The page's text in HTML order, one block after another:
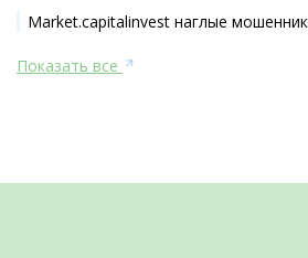
Market.capitalinvest наглые
Показать все